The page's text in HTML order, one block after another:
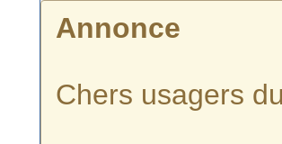
Annonce
Chers usagers